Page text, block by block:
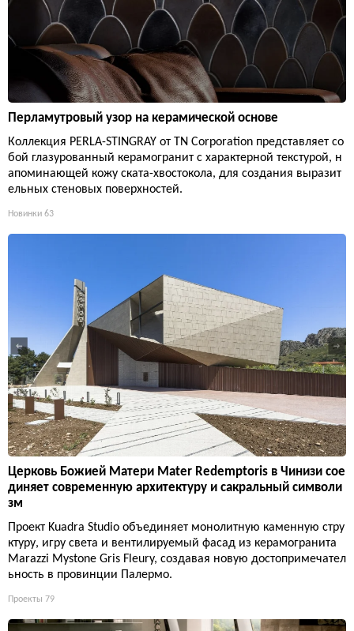
Перламутровый узор на керамической основе
Коллекция PERLA-STINGRAY от TN Corporation представляет со
бой глазурованный керамогранит с характерной текстурой, н
апоминающей кожу ската-хвостокола, для создания выразит
ельных стеновых поверхностей.
Новинки 63
Церковь Божией Матери Mater Redemptoris в Чинизи сое
диняет современную архитектуру и сакральный символи
зм
Проект Kuadra Studio объединяет монолитную каменную стру
ктуру, игру света и вентилируемый фасад из керамогранита
Marazzi Mystone Gris Fleury, создавая новую достопримечател
ьность в провинции Палермо.
Проекты 79